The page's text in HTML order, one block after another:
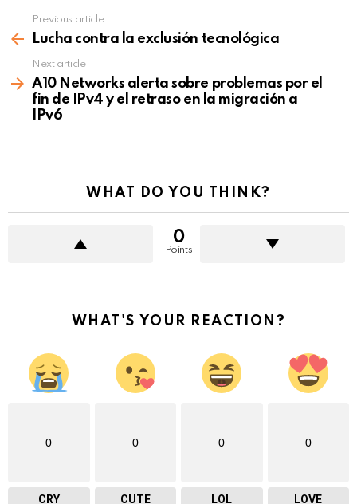
more
Previous article
Lucha contra la exclusión tecnológica
Next article
A10 Networks alerta sobre problemas por el
fin de IPv4 y el retraso en la migración a
IPv6
WHAT DO YOU THINK?
0
Points
WHAT'S YOUR REACTION?
0
CRY
0
CUTE
0
LOL
0
LOVE